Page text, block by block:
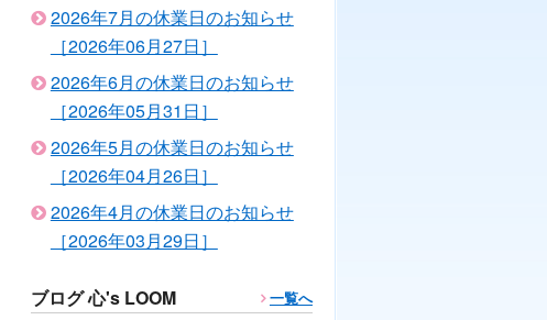
2026年7月の休業日のお知らせ
［2026年06月27日］
2026年6月の休業日のお知らせ
［2026年05月31日］
2026年5月の休業日のお知らせ
［2026年04月26日］
2026年4月の休業日のお知らせ
［2026年03月29日］
ブログ 心's LOOM 一覧へ